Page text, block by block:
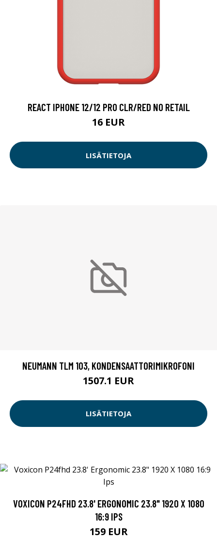
REACT IPHONE 12/12 PRO CLR/RED NO RETAIL
16 EUR
LISÄTIETOJA
NEUMANN TLM 103, KONDENSAATTORIMIKROFONI
1507.1 EUR
LISÄTIETOJA
VOXICON P24FHD 23.8' ERGONOMIC 23.8" 1920 X 1080
16:9 IPS
159 EUR